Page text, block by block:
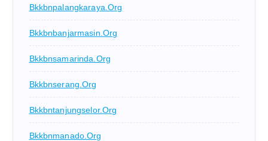
Bkkbnpalangkaraya.org
Bkkbnbanjarmasin.org
Bkkbnsamarinda.org
Bkkbnserang.org
Bkkbntanjungselor.org
Bkkbnmanado.org